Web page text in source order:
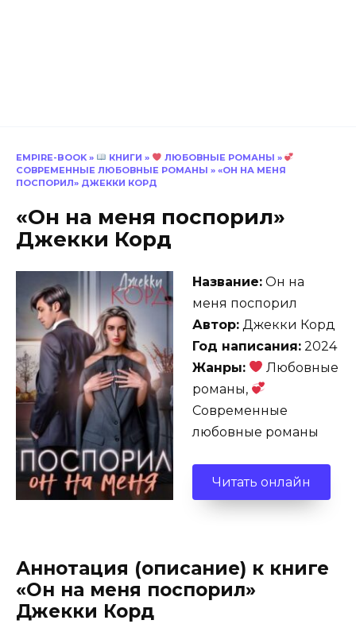
EMPIRE-BOOK » КНИГИ » ЛЮБОВНЫЕ РОМАНЫ »
СОВРЕМЕННЫЕ ЛЮБОВНЫЕ РОМАНЫ » «ОН НА МЕНЯ
ПОСПОРИЛ» ДЖЕККИ КОРД
«Он на меня поспорил»
Джекки Корд
Название: Он на
меня поспорил
Автор: Джекки Корд
Год написания: 2024
Жанры:
Любовные
романы,
Современные
любовные романы
Читать онлайн
Аннотация (описание) к книге
«Он на меня поспорил»
Джекки Корд